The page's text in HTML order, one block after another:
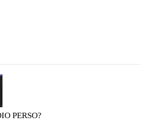
PERSO?